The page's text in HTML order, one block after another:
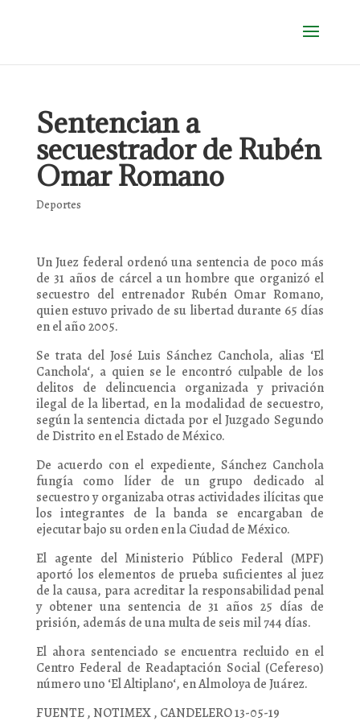
Sentencian a
secuestrador de Rubén
Omar Romano
Deportes
Un Juez federal ordenó una sentencia de poco más
de 31 años de cárcel a un hombre que organizó el
secuestro del entrenador Rubén Omar Romano,
quien estuvo privado de su libertad durante 65 días
en el año 2005.
Se trata del José Luis Sánchez Canchola, alias ‘El
Canchola‘, a quien se le encontró culpable de los
delitos de delincuencia organizada y privación
ilegal de la libertad, en la modalidad de secuestro,
según la sentencia dictada por el Juzgado Segundo
de Distrito en el Estado de México.
De acuerdo con el expediente, Sánchez Canchola
fungía como líder de un grupo dedicado al
secuestro y organizaba otras actividades ilícitas que
los integrantes de la banda se encargaban de
ejecutar bajo su orden en la Ciudad de México.
El agente del Ministerio Público Federal (MPF)
aportó los elementos de prueba suficientes al juez
de la causa, para acreditar la responsabilidad penal
y obtener una sentencia de 31 años 25 días de
prisión, además de una multa de seis mil 744 días.
El ahora sentenciado se encuentra recluido en el
Centro Federal de Readaptación Social (Cefereso)
número uno ‘El Altiplano‘, en Almoloya de Juárez.
FUENTE , NOTIMEX , CANDELERO 13-05-19